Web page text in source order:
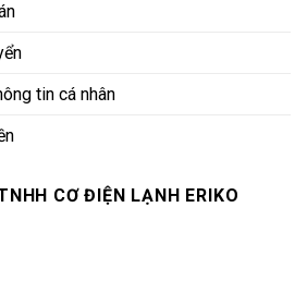
tin cá nhân
CƠ ĐIỆN LẠNH ERIKO